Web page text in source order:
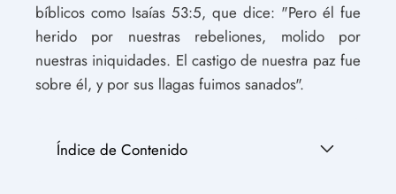
bíblicos como Isaías 53:5, que dice: "Pero él fue
herido por nuestras rebeliones, molido por
nuestras iniquidades. El castigo de nuestra paz fue
sobre él, y por sus llagas fuimos sanados".
Índice de Contenido